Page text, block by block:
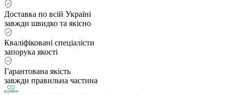
Доставка по всій Україні
завжди швидко та якісно
Кваліфіковані спеціалісти
запорука якості
Гарантована якість
завжди правильна частина